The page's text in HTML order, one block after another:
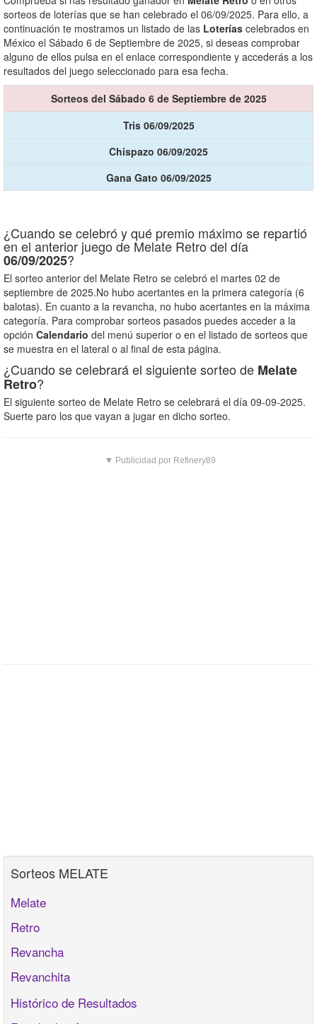
sorteos de loterías que se han celebrado el 06/09/2025. Para ello, a
continuación te mostramos un listado de las Loterías celebrados en
México el Sábado 6 de Septiembre de 2025, si deseas comprobar
alguno de ellos pulsa en el enlace correspondiente y accederás a los
resultados del juego seleccionado para esa fecha.
Sorteos del Sábado 6 de Septiembre de 2025
Tris 06/09/2025
Chispazo 06/09/2025
Gana Gato 06/09/2025
¿Cuando se celebró y qué premio máximo se repartió
en el anterior juego de Melate Retro del día
06/09/2025?
El sorteo anterior del Melate Retro se celebró el martes 02 de
septiembre de 2025.No hubo acertantes en la primera categoría (6
balotas). En cuanto a la revancha, no hubo acertantes en la máxima
categoría. Para comprobar sorteos pasados puedes acceder a la
opción Calendario del menú superior o en el listado de sorteos que
se muestra en el lateral o al final de esta página.
¿Cuando se celebrará el siguiente sorteo de Melate
Retro?
El siguiente sorteo de Melate Retro se celebrará el día 09-09-2025.
Suerte paro los que vayan a jugar en dicho sorteo.
▼ Publicidad por Refinery89
Sorteos MELATE
Melate
Retro
Revancha
Revanchita
Histórico de Resultados